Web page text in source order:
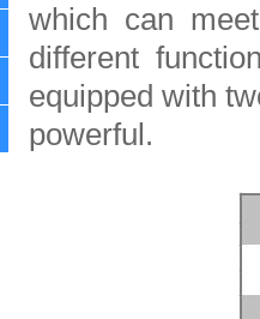
which can
different
equipped with
powerful.